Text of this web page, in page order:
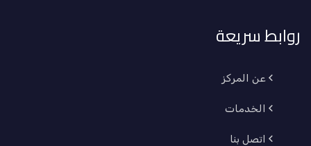
روابط سريعة
عن المركز
الخدمات
اتصل بنا